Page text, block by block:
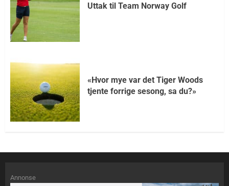
Uttak til Team Norway Golf
«Hvor mye var det Tiger Woods
tjente forrige sesong, sa du?»
Annonse